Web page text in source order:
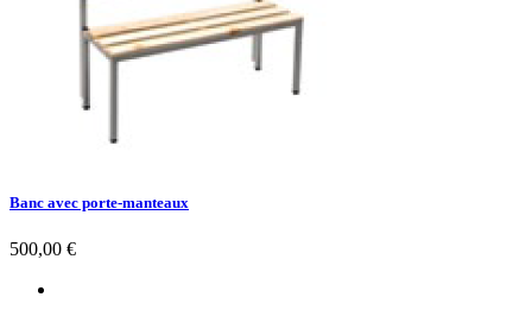
Banc avec porte-manteaux
Prix
500,00 €